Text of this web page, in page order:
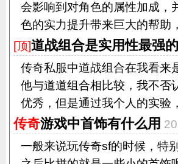
会影响到对角色的属性加成，
色的实力提升带来巨大的帮助
[顶]道战组合是实用性最强
传奇私服中道战组合在我看来
他与道道组合相比较，我不否
优秀，但是通过我个人的实验
传奇游戏中首饰有什么用
一般来说玩传奇sf的时候，特